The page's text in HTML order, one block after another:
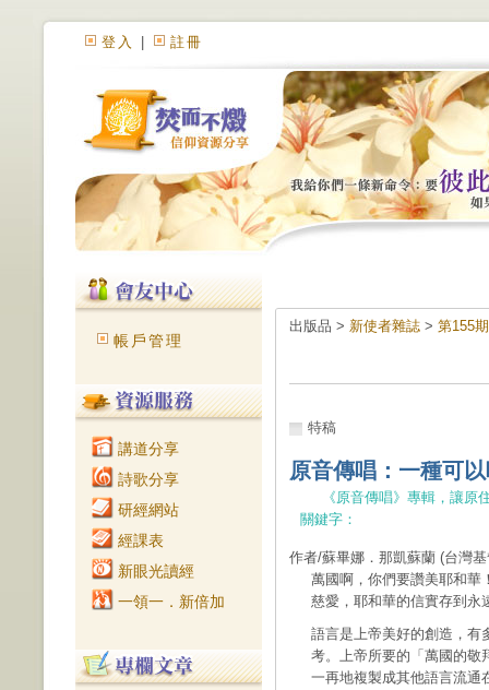
登入 註冊
帳戶管理
講道分享
詩歌分享
研經網站
經課表
新眼光讀經
一領一．新倍加
出版品 > 新使者雜誌 > 第155
特稿
原音傳唱：一種可
《原音傳唱》專輯，讓原
關鍵字：
作者/蘇畢娜．那凱蘇蘭 (台灣
萬國啊，你們要讚美耶和華
慈愛，耶和華的信實存到永
語言是上帝美好的創造，有
考。上帝所要的「萬國的敬
一再地複製成其他語言流通